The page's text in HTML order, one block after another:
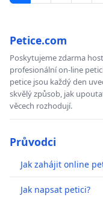
Petice.com
Poskytujeme zdarma
profesionální on-line
petice jsou každý den
skvělý způsob, jak
věcech rozhodují.
Průvodci
Jak zahájit online
Jak napsat petici?